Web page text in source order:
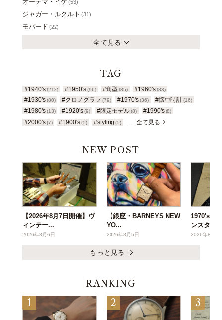
オーデマ・ピゲ(53)
ジャガー・ルクルト (31)
モバード (22)
全て見る
TAG
#1940's (213) #1950's(96) #角型 (85) #1960's (83)
#1930's (80) #クロノグラフ (79) #1970's(36) #懐中時計 (16)
#1980's (13) #1920's(9) #限定モデル(8) #1990's (8)
#2000's (7) #1900's(5) #styling (5) … 全て見る
NEW POST
【2026年8月7日開催】ヴ
ィンテー...
2026年8月6日
【銀座・BARNEYS NEW
YO...
2026年8月5日
1970's ヴ
ンスタ...
2026年8月3
もっと見る
RANKING